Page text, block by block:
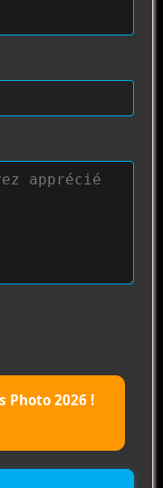
Photo 2026 !